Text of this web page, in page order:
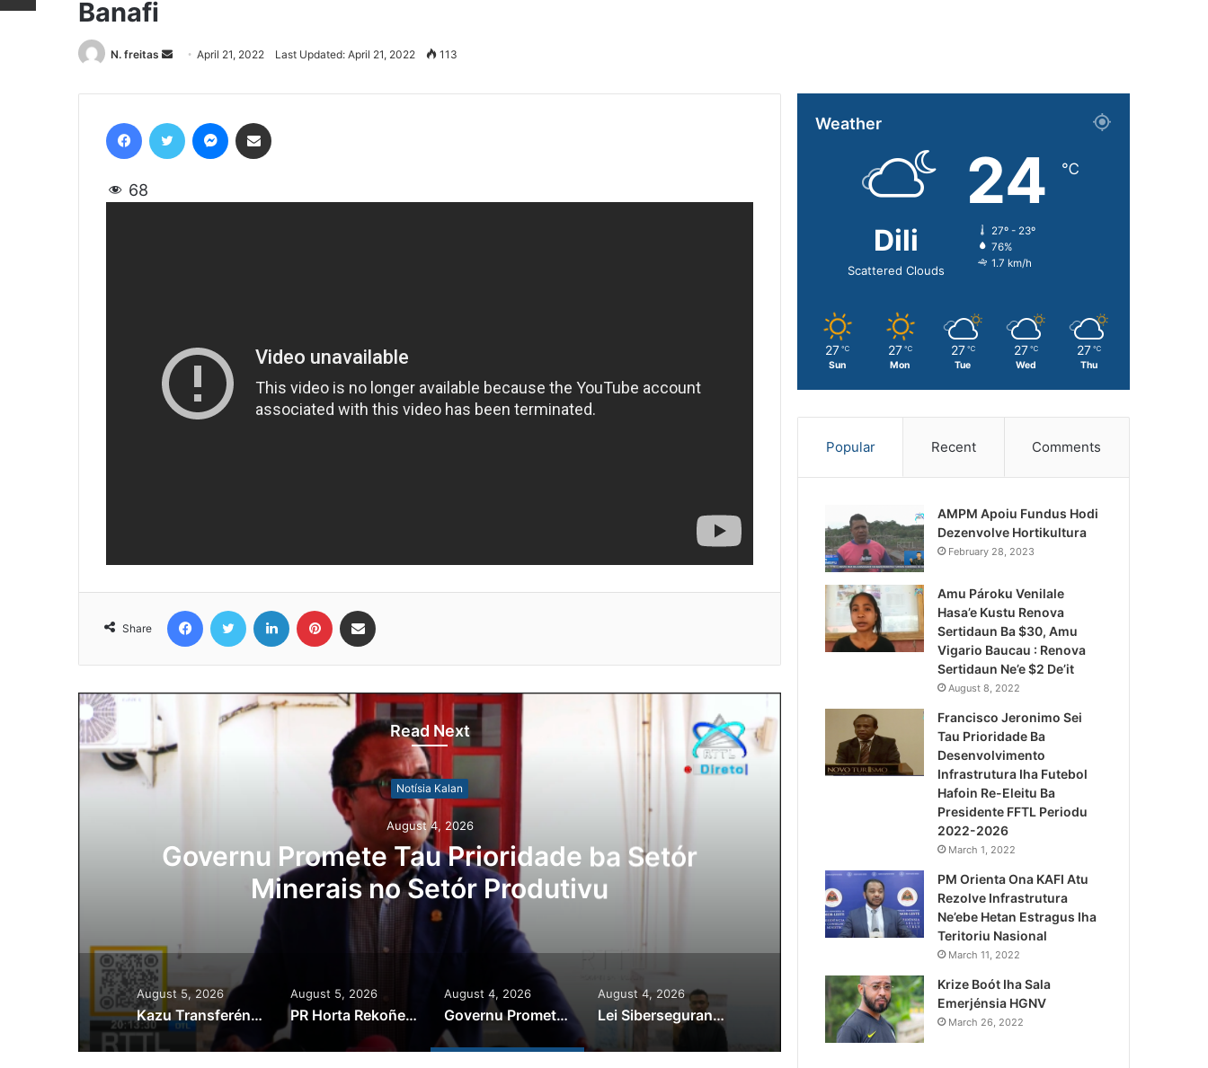
Banafi
N. freitas
Send
email
April 21, 2022 Last Updated: April 21, 2022 113
68
Share
Read Next
Notísia Kalan
August 4, 2026
Governu Promete Tau Prioridade ba Setór
Minerais no Setór Produtivu
Lei Siberseguransa Ajuda
Kaptura Autór Kriminozu
Estranjeiru
August 5, 2026
Kazu Transferénsia Osan Millaun 42 Husi Singapura, Advogadu Sei Halo Rekursu
August 5, 2026
PR Horta Rekoñese Timoroan Sira Iha Diáspora Nia Kontribuisaun
August 4, 2026
Governu Promete Tau Prioridade ba Setór Minerais no Setór Produtivu
August 4, 2026
Lei Siberseguransa Ajuda Autoridade Polisiál Kaptura Autór Kriminozu ho Paradeiru Iha Estranjeiru
Weather
Dili
Scattered Clouds
24 ℃
27º - 23º
76%
1.7 km/h
27 ℃
Sun
27 ℃
Mon
27 ℃
Tue
27 ℃
Wed
27 ℃
Thu
Popular Recent Comments
AMPM Apoiu Fundus Hodi
Dezenvolve Hortikultura
February 28, 2023
Amu Pároku Venilale
Hasa’e Kustu Renova
Sertidaun Ba $30, Amu
Vigario Baucau : Renova
Sertidaun Ne’e $2 De’it
August 8, 2022
Francisco Jeronimo Sei
Tau Prioridade Ba
Desenvolvimento
Infrastrutura Iha Futebol
Hafoin Re-Eleitu Ba
Presidente FFTL Periodu
2022-2026
March 1, 2022
PM Orienta Ona KAFI Atu
Rezolve Infrastrutura
Ne’ebe Hetan Estragus Iha
Teritoriu Nasional
March 11, 2022
Krize Boót Iha Sala
Emerjénsia HGNV
March 26, 2022